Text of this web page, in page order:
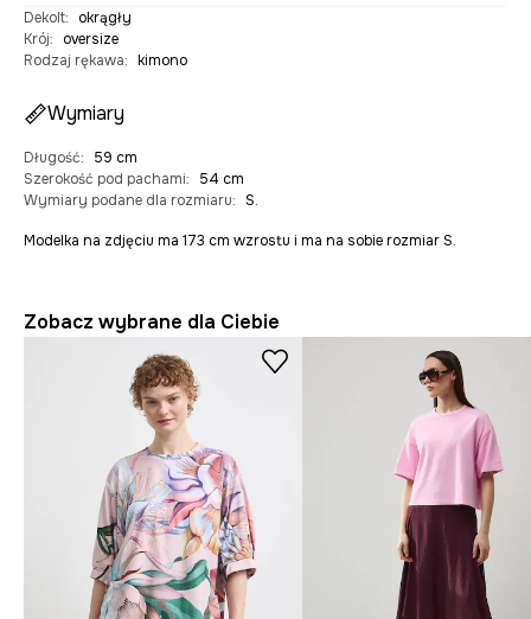
Dekolt:
okrągły
Krój:
oversize
Rodzaj rękawa: kimono
Wymiary
Długość:
59 cm
Szerokość pod pachami:
54 cm
Wymiary podane dla rozmiaru: S.
Modelka na zdjęciu ma 173 cm wzrostu i ma na sobie rozmiar S.
Zobacz wybrane dla Ciebie